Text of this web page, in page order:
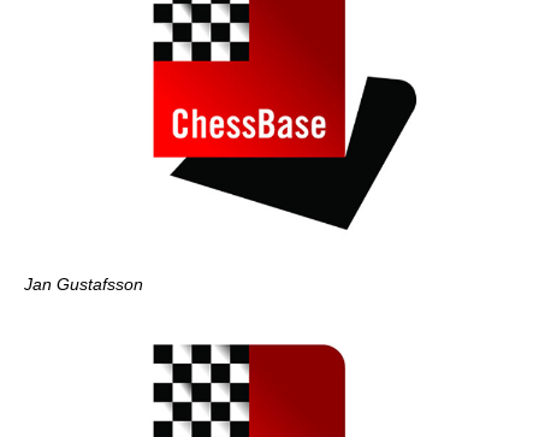
Jan Gustafsson